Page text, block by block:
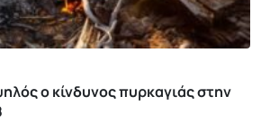
ο κίνδυνος πυρκαγιάς στην